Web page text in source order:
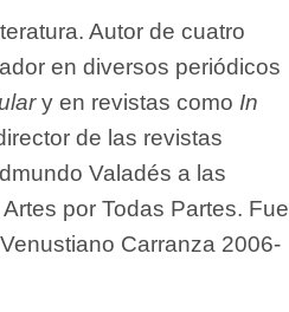
Autor de cuatro
en diversos periódicos
y en revistas como In
de las revistas
Valadés a las
por Todas Partes. Fue
Carranza 2006-